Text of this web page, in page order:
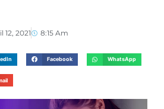
12, 2021 8:15 Am
Facebook WhatsApp